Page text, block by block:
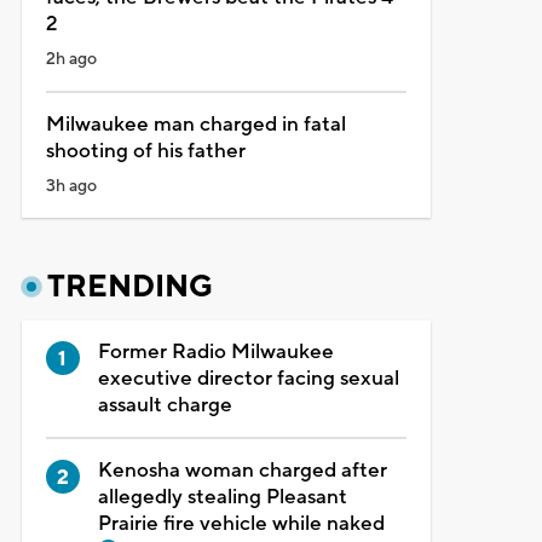
2
2h ago
Milwaukee man charged in fatal
shooting of his father
3h ago
TRENDING
Former Radio Milwaukee
executive director facing sexual
assault charge
Kenosha woman charged after
allegedly stealing Pleasant
Prairie fire vehicle while naked